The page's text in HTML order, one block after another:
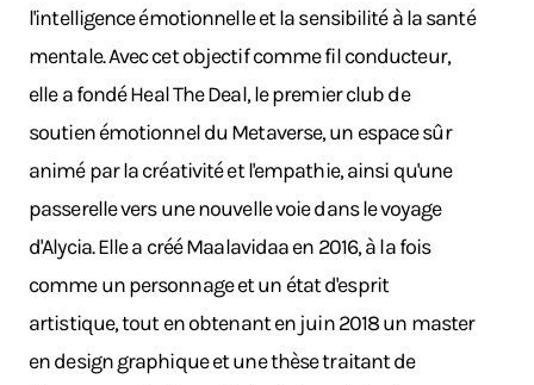
l'intelligence émotionnelle et la sensibilité à la santé
mentale. Avec cet objectif comme fil conducteur,
elle a fondé Heal The Deal, le premier club de
soutien émotionnel du Metaverse, un espace sûr
animé par la créativité et l'empathie, ainsi qu'une
passerelle vers une nouvelle voie dans le voyage
d'Alycia. Elle a créé Maalavidaa en 2016, à la fois
comme un personnage et un état d'esprit
artistique, tout en obtenant en juin 2018 un master
en design graphique et une thèse traitant de